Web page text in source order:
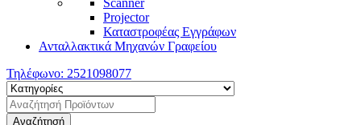
Scanner
Projector
Καταστροφέας Εγγράφων
Ανταλλακτικά Μηχανών Γραφείου
Τηλέφωνο: 2521098077